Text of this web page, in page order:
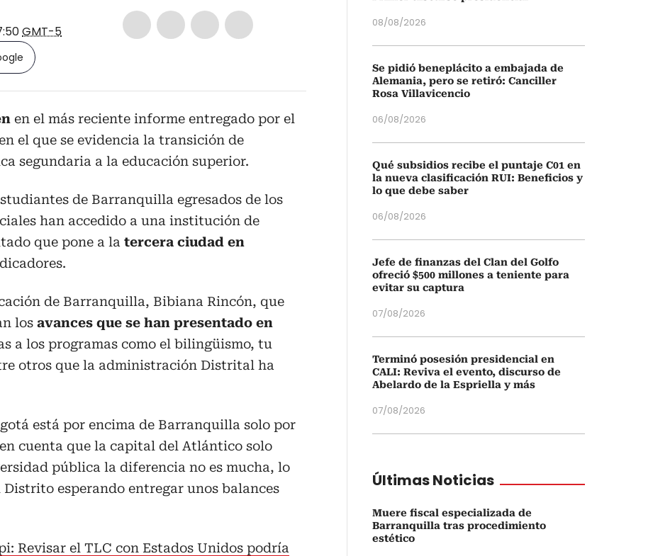
GMT-5
en el más reciente informe entregado por el
el que se evidencia la transición de
segundaria a la educación superior.
de Barranquilla egresados de los
han accedido a una institución de
que pone a la tercera ciudad en
de Barranquilla, Bibiana Rincón, que
los avances que se han presentado en
a los programas como el bilingüismo, tu
otros que la administración Distrital ha
está por encima de Barranquilla solo por
cuenta que la capital del Atlántico solo
pública la diferencia no es mucha, lo
Distrito esperando entregar unos balances
Revisar el TLC con Estados Unidos podría
08/08/2026
Se pidió beneplácito a embajada de
Alemania, pero se retiró: Canciller
Rosa Villavicencio
06/08/2026
Qué subsidios recibe el puntaje C01 en
la nueva clasificación RUI: Beneficios y
lo que debe saber
06/08/2026
Jefe de finanzas del Clan del Golfo
ofreció $500 millones a teniente para
evitar su captura
07/08/2026
Terminó posesión presidencial en
CALI: Reviva el evento, discurso de
Abelardo de la Espriella y más
07/08/2026
Últimas Noticias
Muere fiscal especializada de
Barranquilla tras procedimiento
estético